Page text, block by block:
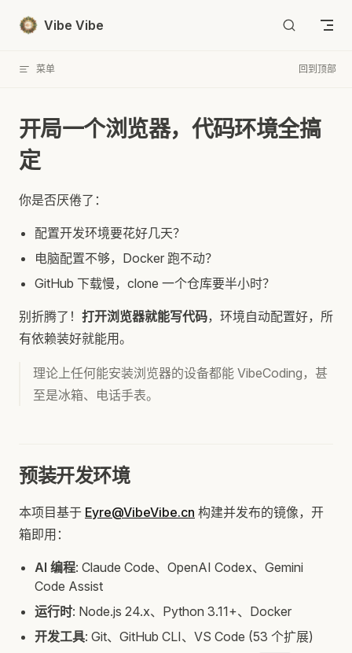
Skip to content
Vibe Vibe
菜单 回到顶部
开局一个浏览器，代码环境全搞
定
你是否厌倦了：
配置开发环境要花好几天？
电脑配置不够，Docker 跑不动？
GitHub 下载慢，clone 一个仓库要半小时？
别折腾了！ 打开浏览器就能写代码，环境自动配置好，所
有依赖装好就能用。
理论上任何能安装浏览器的设备都能 VibeCoding，甚
至是冰箱、电话手表。
预装开发环境
本项目基于 Eyre@VibeVibe.cn 构建并发布的镜像，开
箱即用：
AI 编程: Claude Code、OpenAI Codex、Gemini
Code Assist
运行时: Node.js 24.x、Python 3.11+、Docker
开发工具: Git、GitHub CLI、VS Code (53 个扩展)